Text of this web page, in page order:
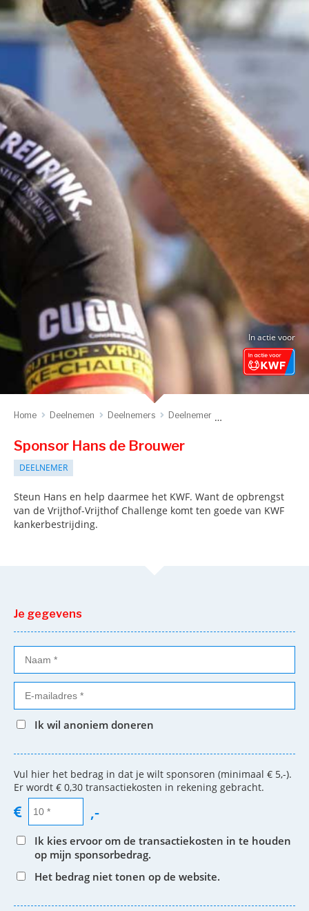
In actie voor
Home Deelnemen Deelnemers Deelnemer
Sponsor Hans de Brouwer
DEELNEMER
Steun Hans en help daarmee het KWF. Want de opbrengst
van de Vrijthof-Vrijthof Challenge komt ten goede van KWF
kankerbestrijding.
Je gegevens
Ik wil anoniem doneren
Vul hier het bedrag in dat je wilt sponsoren (minimaal € 5,-).
Er wordt € 0,30 transactiekosten in rekening gebracht.
,-
Ik kies ervoor om de transactiekosten in te houden
op mijn sponsorbedrag.
Het bedrag niet tonen op de website.